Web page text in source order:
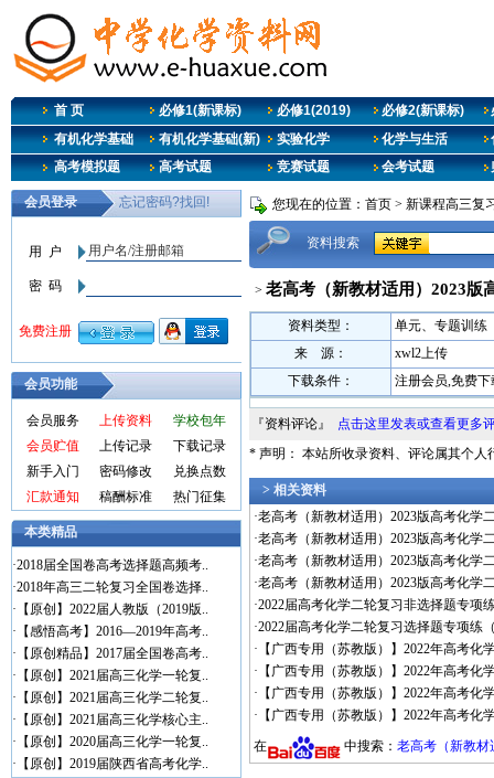
首 页 必修1(新课标) 必修1(2019) 必修2(新课标)
有机化学基础
有机化学基础(新) 实验化学 化学与生活
高考模拟题
高考试题 竞赛试题 会考试题
会员功能
会员服务 上传资料
学校包年
会员贮值
上传记录
下载记录
新手入门
密码修改
兑换点数
汇款通知
稿酬标准 热门征集
本类精品
·2018届全国卷高考选择题高频考..
·2018年高三二轮复习全国卷选择..
· 【原创】2022届人教版（2019版..
· 【感悟高考】2016—2019年高考..
· 【原创精品】2017届全国卷高考..
· 【原创】2021届高三化学一轮复..
· 【原创】2021届高三化学二轮复..
· 【原创】2021届高三化学核心主..
· 【原创】2020届高三化学一轮复..
· 【原创】2019届陕西省高考化学..
您现在的位置： 首页 > 新课程高三复
资料搜索
> 老高考（新教材适用）2023版
资料类型：
单元、专题训练
来 源：
xwl2上传
下载条件：
注册会员,免费下
『资料评论』 点击这里发表或查看更多
* 声明： 本站所收录资料、评论属其个人
> 相关资料
·老高考（新教材适用）2023版高考化学
·老高考（新教材适用）2023版高考化学
·老高考（新教材适用）2023版高考化学
·老高考（新教材适用）2023版高考化学
·2022届高考化学二轮复习非选择题专项
·2022届高考化学二轮复习选择题专项练
· 【广西专用（苏教版）】2022年高考
· 【广西专用（苏教版）】2022年高考
· 【广西专用（苏教版）】2022年高考
· 【广西专用（苏教版）】2022年高考
在
中搜索： 老高考（新教材